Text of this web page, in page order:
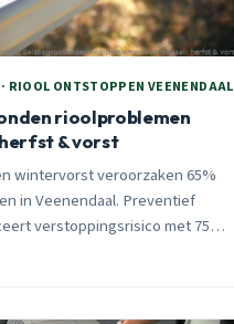
RIOOL ONTSTOPPEN VEENENDAAL
rioolproblemen
& vorst
wintervorst veroorzaken 65%
in Veenendaal. Preventief
verstoppingsrisico met 75%.